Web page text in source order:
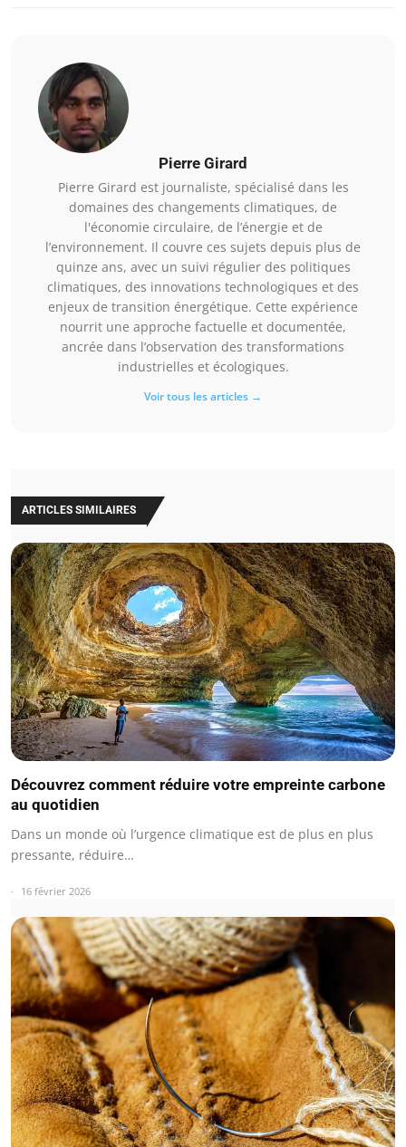
Pierre Girard
Pierre Girard est journaliste, spécialisé dans les
domaines des changements climatiques, de
l'économie circulaire, de l’énergie et de
l’environnement. Il couvre ces sujets depuis plus de
quinze ans, avec un suivi régulier des politiques
climatiques, des innovations technologiques et des
enjeux de transition énergétique. Cette expérience
nourrit une approche factuelle et documentée,
ancrée dans l’observation des transformations
industrielles et écologiques.
Voir tous les articles →
ARTICLES SIMILAIRES
Découvrez comment réduire votre empreinte carbone
au quotidien
Dans un monde où l’urgence climatique est de plus en plus
pressante, réduire…
16 février 2026